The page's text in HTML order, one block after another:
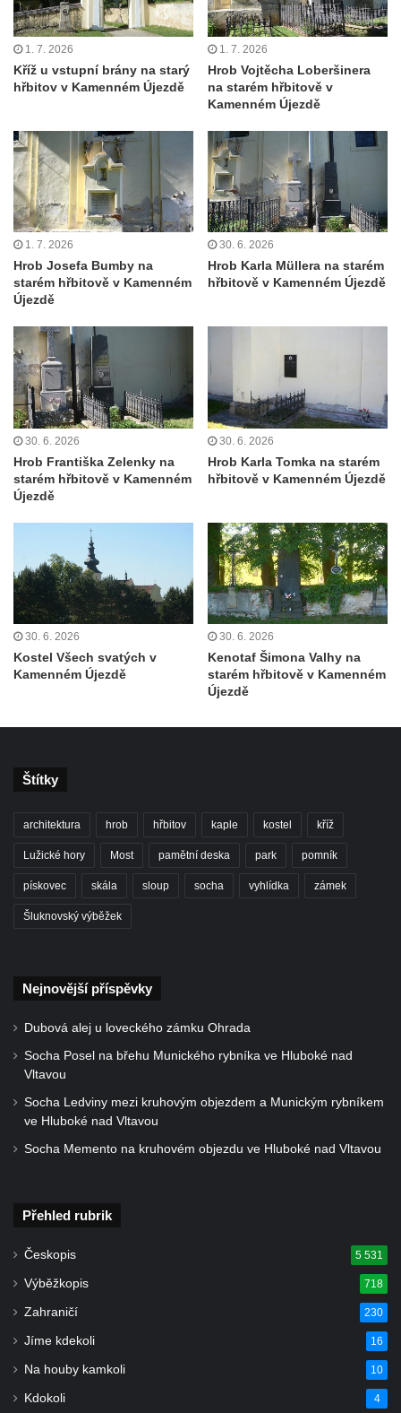
nad Desnou – Tanvaldu
Hrob manželů Stumpe na hřbitově v
Hrob Waltera Pochmanna na hřbitově v
Šumburku nad Desnou – Tanvaldu
Hrob rodiny Pochmannových na hřbitově v
Šumburku nad Desnou – Tanvaldu
Hrob Oskara Josefa Heyera na hřbitově ve
Starých Křečanech
Hrob Marie Jakschové na hřbitově v Dubé
Hrob Františka Hroudy na hřbitově v Dubé
Velkém Šenově
Hrob Roberta Hitmana na hřbitově ve
Velkém Šenově
Hrob rodiny Sochorových na hřbitově v
Cítolibech
Hrob Adolfa Suchého na hřbitově v
Hrob Václava Brandejského na hřbitově v
Cítolibech
Hrob Josefa Sladkovského a Marie Liškové
na hřbitově v Cítolibech
Hrob Františka Petra na hřbitově v
Cítolibech
Hrob rodiny Mildorfových na hřbitově v
Cítolibech
Hrob Josefa Fořta na hřbitově v Cítolibech
Hrob Jana Čurdy na hřbitově v
Chlumčanech
Hrob Františka Pence a Václava Hůlky na
Hrob Marie a Josefa Klainových na hřbitově
ve Hřivicích
Hrob Karla Průchy na hřbitově v Jimlíně
Hrob Janů na hřbitově v Opočně u Loun
Hrob Marie Wagner na hřbitově v Otvicích
Hrob Leonarda Ulricha na hřbitově ve
1. 7. 2026
Kříž u vstupní brány na starý
hřbitov v Kamenném Újezdě
1. 7. 2026
Hrob Vojtěcha Loberšinera
na starém hřbitově v
Kamenném Újezdě
1. 7. 2026
Hrob Josefa Bumby na
starém hřbitově v Kamenném
Újezdě
30. 6. 2026
Hrob Karla Müllera na starém
hřbitově v Kamenném Újezdě
30. 6. 2026
Hrob Františka Zelenky na
starém hřbitově v Kamenném
Újezdě
30. 6. 2026
Hrob Karla Tomka na starém
hřbitově v Kamenném Újezdě
30. 6. 2026
Kostel Všech svatých v
Kamenném Újezdě
30. 6. 2026
Kenotaf Šimona Valhy na
starém hřbitově v Kamenném
Újezdě
Štítky
architektura hrob hřbitov kaple kostel kříž
Lužické hory Most pamětní deska park pomník
pískovec skála sloup socha vyhlídka zámek
Šluknovský výběžek
Nejnovější příspěvky
Dubová alej u loveckého zámku Ohrada
Socha Posel na břehu Munického rybníka ve Hluboké nad
Vltavou
Socha Ledviny mezi kruhovým objezdem a Munickým rybníkem
ve Hluboké nad Vltavou
Socha Memento na kruhovém objezdu ve Hluboké nad Vltavou
Přehled rubrik
Českopis 5 531
Výběžkopis 718
Zahraničí 230
Jíme kdekoli 16
Na houby kamkoli 10
Kdokoli 4